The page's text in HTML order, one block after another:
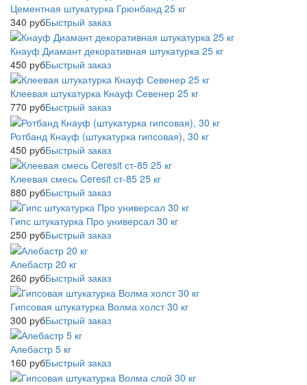
Цементная штукатурка Грюнбанд 25 кг
340 рубБыстрый заказ
Кнауф Диамант декоративная штукатурка 25 кг
450 рубБыстрый заказ
Клеевая штукатурка Кнауф Севенер 25 кг
770 рубБыстрый заказ
Ротбанд Кнауф (штукатурка гипсовая), 30 кг
450 рубБыстрый заказ
Клеевая смесь Ceresit ст-85 25 кг
880 рубБыстрый заказ
Гипс штукатурка Про универсал 30 кг
250 рубБыстрый заказ
Алебастр 20 кг
260 рубБыстрый заказ
Гипсовая штукатурка Волма холст 30 кг
300 рубБыстрый заказ
Алебастр 5 кг
160 рубБыстрый заказ